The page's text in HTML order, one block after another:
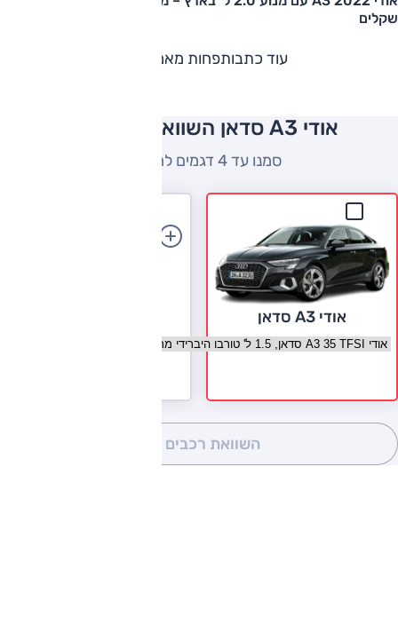
שקלים
עוד כתבותפחות מאמרים
אודי A3 סדאן השוואה למתחרים
סמנו עד 4 דגמים להשוואה
אודי A3 סדאן
בחר גרסה אודי A3 סדאן
השוואת רכבים